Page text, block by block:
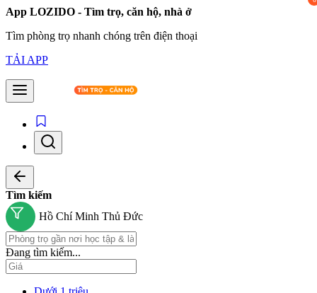
App LOZIDO - Tìm trọ, căn hộ, nhà ở
Tìm phòng trọ nhanh chóng trên điện thoại
TẢI APP
Tìm kiếm
Hồ Chí Minh Thủ Đức
Đang tìm kiếm...